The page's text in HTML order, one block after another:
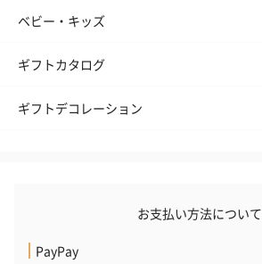
ベビー・キッズ
ギフトカタログ
ギフトデコレーション
お支払い方法について
PayPay